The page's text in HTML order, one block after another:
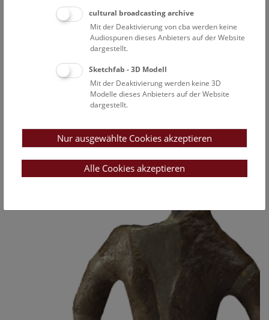
Die Auswertung der Ergebnisse führt die Prähistorische
Abteilung in enger Zusammenarbeit mit der Universität
Brno (Steingeräte, Dr. Inna Mateiciucová) und mit der
Nationalen Akademie der Wissenschaften in Kiew (Keramik,
DDr. Nadja Kotova) durch.
Die Analyse der Funde aus der Fundstelle 2 von Brunn hat
bereits zu einer neuen relativen und absoluten Chronologie
cultural broadcasting archive
Mit der Deaktivierung von cba werden keine
Audiospuren dieses Anbieters auf der Website
dargestellt.
Sketchfab - 3D Modell
Mit der Deaktivierung werden keine 3D
Modelle dieses Anbieters auf der Website
dargestellt.
Nur ausgewählte Cookies akzeptieren
Alle Cookies akzeptieren